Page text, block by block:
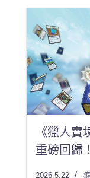
《獵人實
重磅回歸
2026.5.22